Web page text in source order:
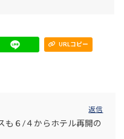
URLコピー
６/４からホテル再開の
返信